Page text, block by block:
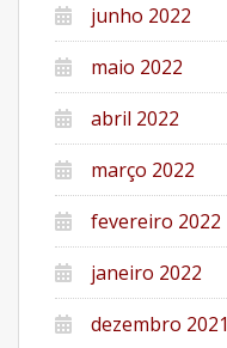
junho 2022
maio 2022
abril 2022
março 2022
fevereiro 2022
janeiro 2022
dezembro 2021